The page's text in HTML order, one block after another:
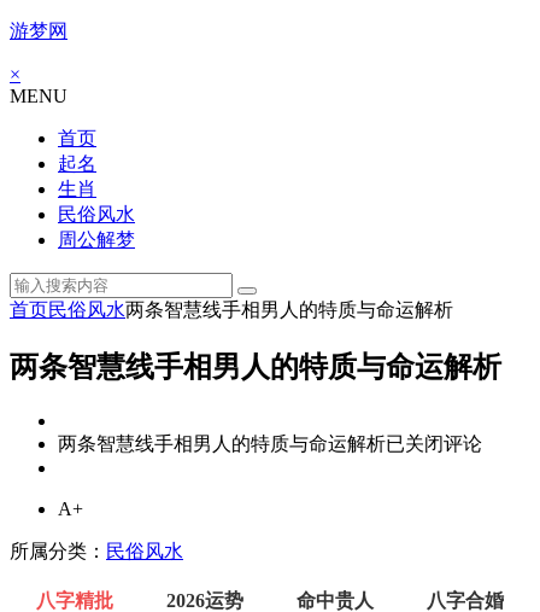
游梦网
×
MENU
首页
起名
生肖
民俗风水
周公解梦
首页民俗风水两条智慧线手相男人的特质与命运解析
两条智慧线手相男人的特质与命运解析
两条智慧线手相男人的特质与命运解析已关闭评论
A+
所属分类： 民俗风水
八字精批 2026运势 命中贵人 八字合婚